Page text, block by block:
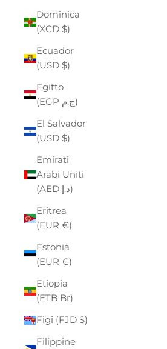
Dominica
(XCD $)
Ecuador
(USD $)
Egitto
(EGP ج.م)
El Salvador
(USD $)
Emirati
Arabi Uniti
(AED د.إ)
Eritrea
(EUR €)
Estonia
(EUR €)
Etiopia
(ETB Br)
Figi (FJD $)
Filippine